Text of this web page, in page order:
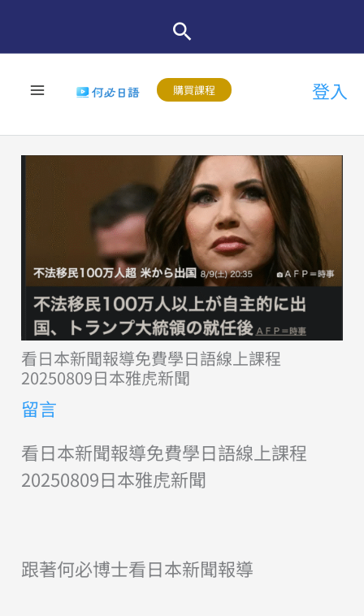
購買課程 登入
看日本新聞報導免費學日語線上課程
20250809日本雅虎新聞
留言
看日本新聞報導免費學日語線上課程
20250809日本雅虎新聞
跟著何必博士看日本新聞報導